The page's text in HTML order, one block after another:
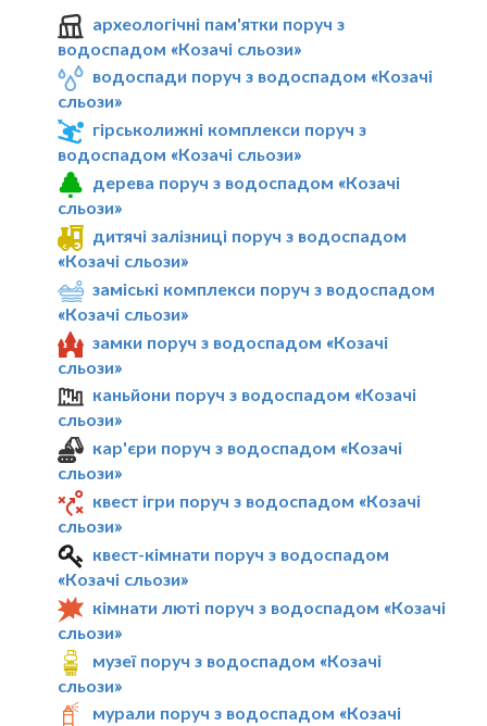
археологічні пам'ятки поруч з
водоспадом «Козачі сльози»
водоспади поруч з водоспадом «Козачі
сльози»
гірськолижні комплекси поруч з
водоспадом «Козачі сльози»
дерева поруч з водоспадом «Козачі
сльози»
дитячі залізниці поруч з водоспадом
«Козачі сльози»
заміські комплекси поруч з водоспадом
«Козачі сльози»
замки поруч з водоспадом «Козачі
сльози»
каньйони поруч з водоспадом «Козачі
сльози»
кар'єри поруч з водоспадом «Козачі
сльози»
квест ігри поруч з водоспадом «Козачі
сльози»
квест-кімнати поруч з водоспадом
«Козачі сльози»
кімнати люті поруч з водоспадом «Козачі
сльози»
музеї поруч з водоспадом «Козачі
сльози»
мурали поруч з водоспадом «Козачі